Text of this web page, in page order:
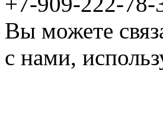
Вы можете
с нами,